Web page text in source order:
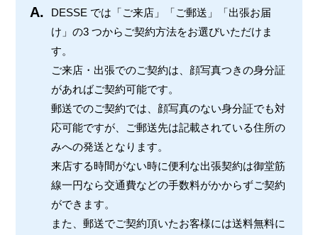
A.
DESSE では「ご来店」「ご郵送」「出張お届
け」の3 つからご契約方法をお選びいただけま
す。
ご来店・出張でのご契約は、顔写真つきの身分証
があればご契約可能です。
郵送でのご契約では、顔写真のない身分証でも対
応可能ですが、ご郵送先は記載されている住所の
みへの発送となります。
来店する時間がない時に便利な出張契約は御堂筋
線一円なら交通費などの手数料がかからずご契約
ができます。
また、郵送でご契約頂いたお客様には送料無料に